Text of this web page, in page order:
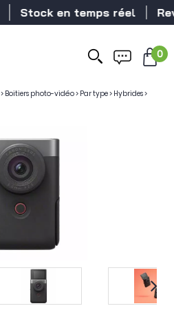
Stock en temps réel
0
> Boitiers photo-vidéo> Par type> Hybrides>